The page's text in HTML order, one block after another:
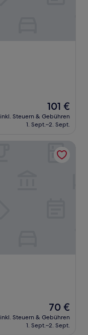
Der
Preis
beträgt
101 €
inkl. Steuern & Gebühren
1. Sept.–2. Sept.
Der
Preis
beträgt
70 €
inkl. Steuern & Gebühren
1. Sept.–2. Sept.